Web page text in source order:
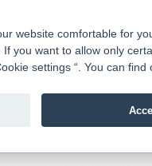
Fio banka
website comfortable for
you want to allow only
settings “. You can